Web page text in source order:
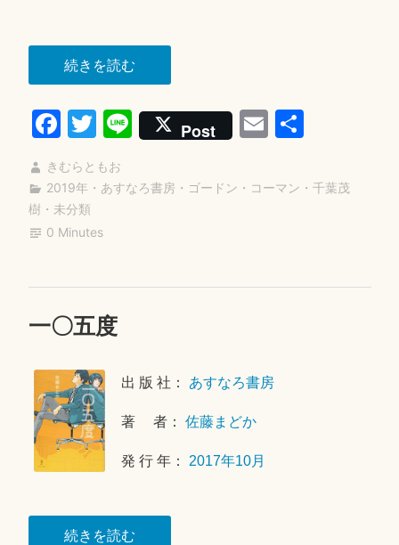
続きを読む“リ
ス
タ
ー
Fa
ce
bo
ok
T
wi
tte
Li
ne
Post E
ail
共
きむらともお
2019年 ・ あすなろ書房 ・ ゴードン・コーマン ・ 千葉茂
樹 ・ 未分類
0 Minutes
一〇五度
出 版 社： あすなろ書房
著 者：佐藤まどか
発 行 年： 2017年10月
続きを読む“一
9